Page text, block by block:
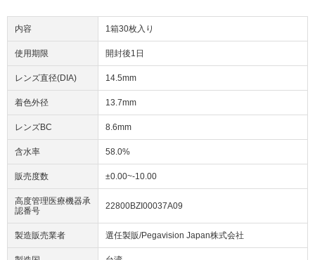
内容 1箱30枚入り
使用期限 開封後1日
レンズ直径(DIA) 14.5mm
着色外径 13.7mm
レンズBC 8.6mm
含水率 58.0%
販売度数 ±0.00~-10.00
高度管理医療機器承
認番号
22800BZI00037A09
製造販売業者 選任製販/Pegavision Japan株式会社